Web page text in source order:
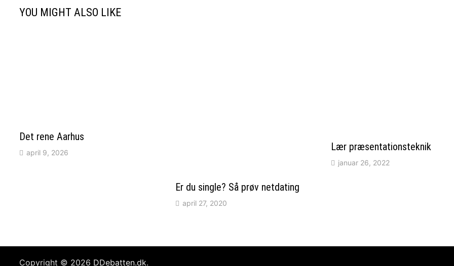
YOU MIGHT ALSO LIKE
Det rene Aarhus
april 9, 2026
Er du single? Så prøv netdating
april 27, 2020
Lær præsentationsteknik
januar 26, 2022
Copyright © 2026 DDebatten.dk.